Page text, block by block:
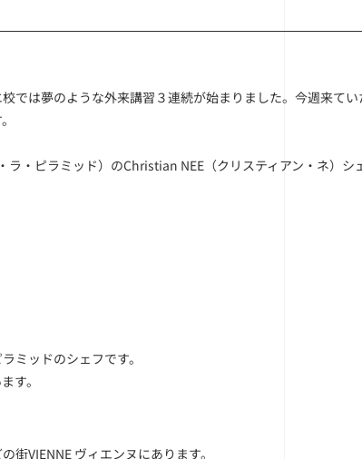
では夢のような外来講習３連続が始まりました。今週来て
・ピラミッド）のChristian NEE（クリスティアン・ネ）シ
ミッドのシェフです。
す。
街VIENNE ヴィエンヌにあります。